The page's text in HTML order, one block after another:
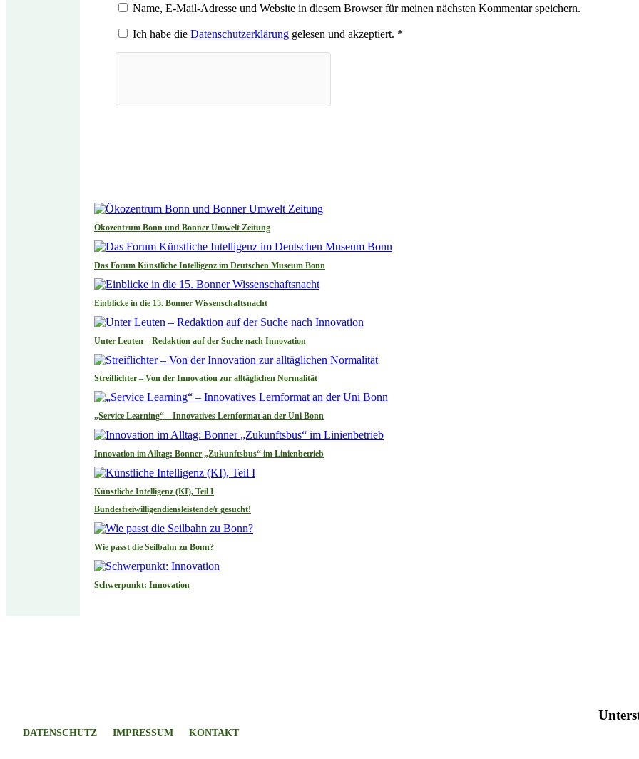
Name, E-Mail-Adresse und Website in diesem Browser für meinen nächsten Kommentar speichern.
Ich habe die Datenschutzerklärung gelesen und akzeptiert. *
Ökozentrum Bonn und Bonner Umwelt Zeitung
Das Forum Künstliche Intelligenz im Deutschen Museum Bonn
Einblicke in die 15. Bonner Wissenschaftsnacht
Unter Leuten – Redaktion auf der Suche nach Innovation
Streiflichter – Von der Innovation zur alltäglichen Normalität
„Service Learning“ – Innovatives Lernformat an der Uni Bonn
Innovation im Alltag: Bonner „Zukunftsbus“ im Linienbetrieb
Künstliche Intelligenz (KI), Teil I
Bundesfreiwilligendiensleistende/r gesucht!
Wie passt die Seilbahn zu Bonn?
Schwerpunkt: Innovation
DATENSCHUTZ IMPRESSUM KONTAKT